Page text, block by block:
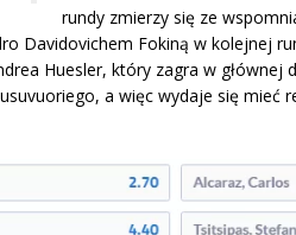
rundy zmierzy się ze
Davidovichem Fokiną w kolejnej
Huesler, który zagra w głównej
a więc wydaje się mieć